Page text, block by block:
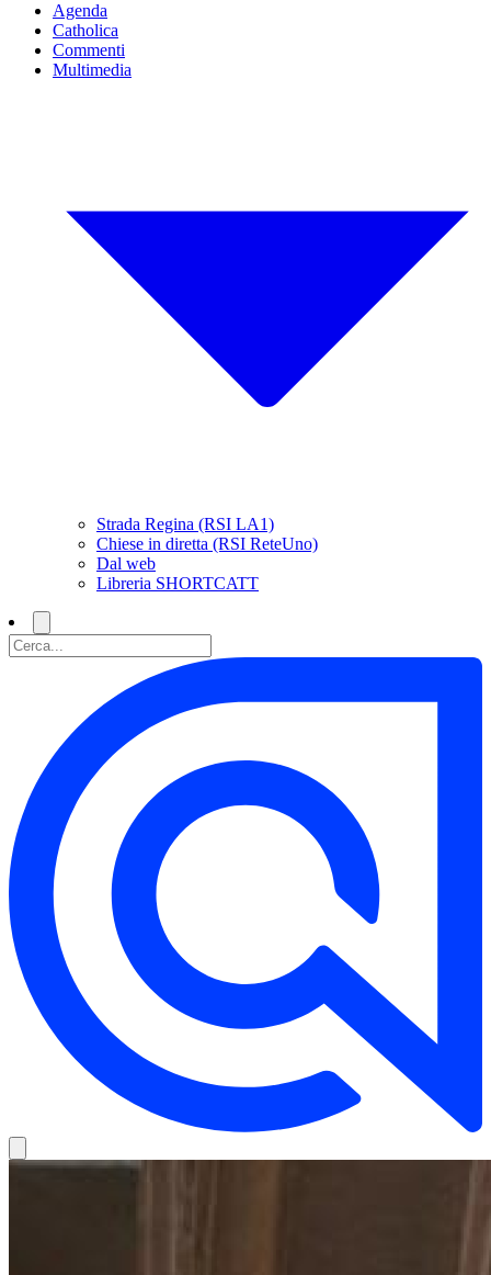
Agenda
Catholica
Commenti
Multimedia
Strada Regina (RSI LA1)
Chiese in diretta (RSI ReteUno)
Dal web
Libreria SHORTCATT